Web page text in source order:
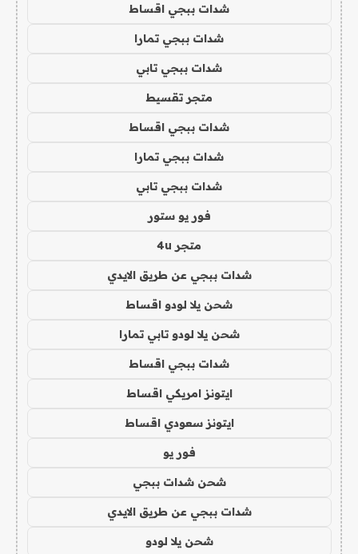
شدات ببجي اقساط
شدات ببجي تمارا
شدات ببجي تابي
متجر تقسيط
شدات ببجي اقساط
شدات ببجي تمارا
شدات ببجي تابي
فور يو ستور
متجر 4u
شدات ببجي عن طريق الايدي
شحن يلا لودو اقساط
شحن يلا لودو تابي تمارا
شدات ببجي اقساط
ايتونز امريكي اقساط
ايتونز سعودي اقساط
فور يو
شحن شدات ببجي
شدات ببجي عن طريق الايدي
شحن يلا لودو